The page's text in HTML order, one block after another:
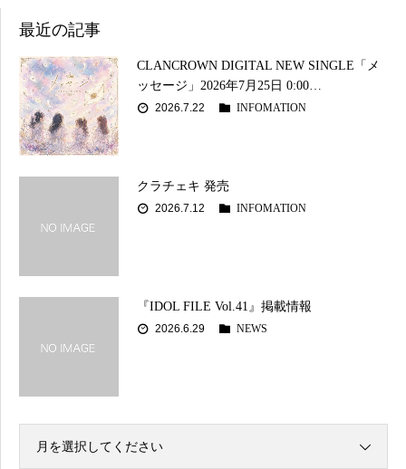
最近の記事
CLANCROWN DIGITAL NEW SINGLE「メ
ッセージ」2026年7月25日 0:00…
2026.7.22 INFOMATION
クラチェキ 発売
2026.7.12 INFOMATION
『IDOL FILE Vol.41』掲載情報
2026.6.29 NEWS
月を選択してください